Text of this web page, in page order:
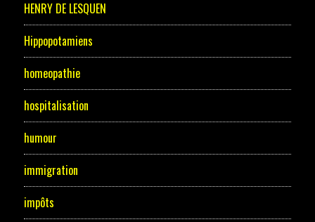
HENRY DE LESQUEN
Hippopotamiens
homeopathie
hospitalisation
humour
immigration
impôts